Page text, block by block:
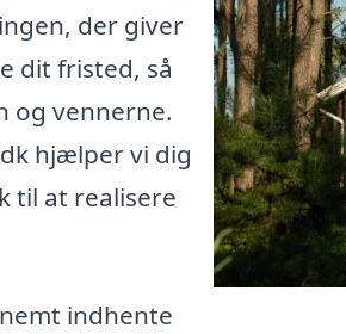
der giver
dit fristed, så
og vennerne.
hjælper vi dig
til at realisere
indhente